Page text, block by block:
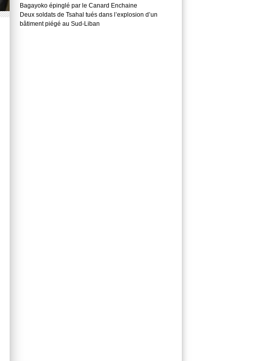
Bagayoko épinglé par le Canard Enchaine
Deux soldats de Tsahal tués dans l’explosion d’un
bâtiment piégé au Sud-Liban